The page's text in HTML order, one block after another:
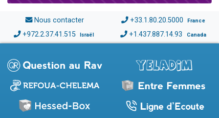
Nous contacter +33.1.80.20.5000 France
+972.2.37.41.515 Israël +1.437.887.14.93 Canada